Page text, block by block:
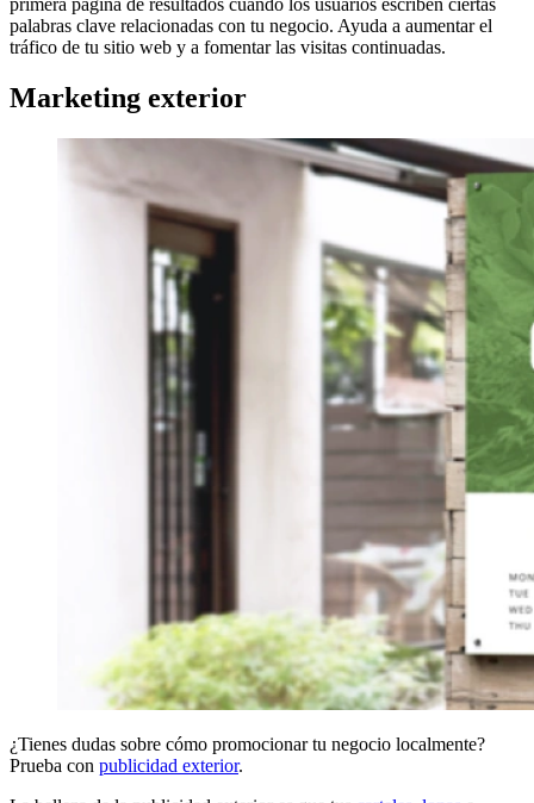
primera página de resultados cuando los usuarios escriben ciertas
palabras clave relacionadas con tu negocio. Ayuda a aumentar el
tráfico de tu sitio web y a fomentar las visitas continuadas.
Marketing exterior
¿Tienes dudas sobre cómo promocionar tu negocio localmente?
Prueba con publicidad exterior.